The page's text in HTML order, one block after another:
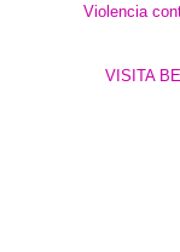
Violencia
VISITA